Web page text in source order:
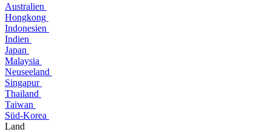
Australien
Hongkong
Indonesien
Indien
Japan
Malaysia
Neuseeland
Singapur
Thailand
Taiwan
Süd-Korea
Land